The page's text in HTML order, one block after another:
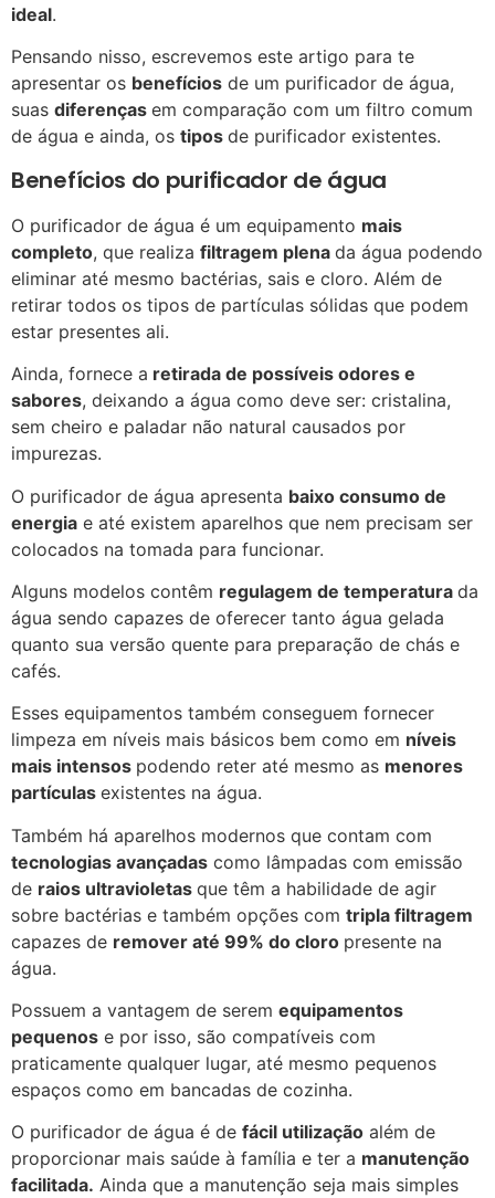
ideal.
Pensando nisso, escrevemos este artigo para te
apresentar os benefícios de um purificador de água,
suas diferenças em comparação com um filtro comum
de água e ainda, os tipos de purificador existentes.
Benefícios do purificador de água
O purificador de água é um equipamento mais
completo, que realiza filtragem plena da água podendo
eliminar até mesmo bactérias, sais e cloro. Além de
retirar todos os tipos de partículas sólidas que podem
estar presentes ali.
Ainda, fornece a retirada de possíveis odores e
sabores, deixando a água como deve ser: cristalina,
sem cheiro e paladar não natural causados por
impurezas.
O purificador de água apresenta baixo consumo de
energia e até existem aparelhos que nem precisam ser
colocados na tomada para funcionar.
Alguns modelos contêm regulagem de temperatura da
água sendo capazes de oferecer tanto água gelada
quanto sua versão quente para preparação de chás e
cafés.
Esses equipamentos também conseguem fornecer
limpeza em níveis mais básicos bem como em níveis
mais intensos podendo reter até mesmo as menores
partículas existentes na água.
Também há aparelhos modernos que contam com
tecnologias avançadas como lâmpadas com emissão
de raios ultravioletas que têm a habilidade de agir
sobre bactérias e também opções com tripla filtragem
capazes de remover até 99% do cloro presente na
água.
Possuem a vantagem de serem equipamentos
pequenos e por isso, são compatíveis com
praticamente qualquer lugar, até mesmo pequenos
espaços como em bancadas de cozinha.
O purificador de água é de fácil utilização além de
proporcionar mais saúde à família e ter a manutenção
facilitada. Ainda que a manutenção seja mais simples